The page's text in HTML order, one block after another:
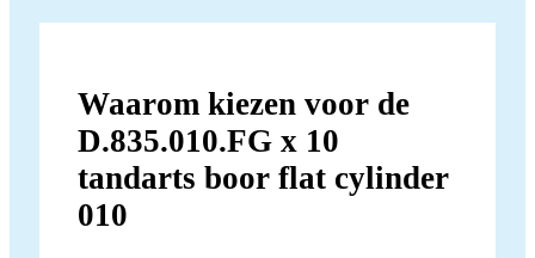
Waarom kiezen voor de
D.835.010.FG x 10
tandarts boor flat cylinder
010